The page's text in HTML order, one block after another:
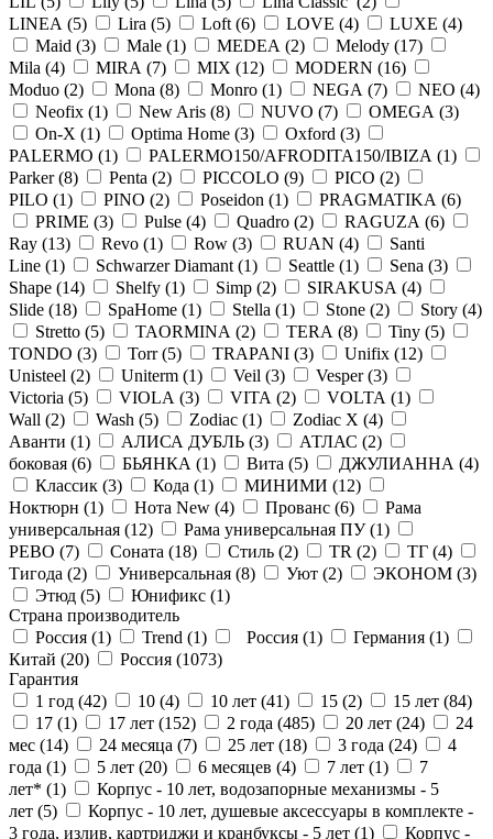
LINEA (5) Lira (5) Loft (6) LOVE (4) LUXE (4)
Maid (3) Male (1) MEDEA (2) Melody (17)
Mila (4) MIRA (7) MIX (12) MODERN (16)
Moduo (2) Mona (8) Monro (1) NEGA (7) NEO (4)
Neofix (1) New Aris (8) NUVO (7) OMEGA (3)
On-X (1) Optima Home (3) Oxford (3)
PALERMO (1) PALERMO150/AFRODITA150/IBIZA (1)
Parker (8) Penta (2) PICCOLO (9) PICO (2)
PILO (1) PINO (2) Poseidon (1) PRAGMATIKA (6)
PRIME (3) Pulse (4) Quadro (2) RAGUZA (6)
Ray (13) Revo (1) Row (3) RUAN (4)
Santi
Line (1) Schwarzer Diamant (1) Seattle (1) Sena (3)
Shape (14) Shelfy (1) Simp (2) SIRAKUSA (4)
Slide (18) SpaHome (1) Stella (1) Stone (2) Story (4)
Stretto (5) TAORMINA (2) TERA (8) Tiny (5)
TONDO (3) Torr (5) TRAPANI (3) Unifix (12)
Unisteel (2) Uniterm (1) Veil (3) Vesper (3)
Victoria (5) VIOLA (3) VITA (2) VOLTA (1)
Wall (2) Wash (5) Zodiac (1) Zodiac X (4)
Аванти (1) АЛИСА ДУБЛЬ (3) АТЛАС (2)
боковая (6) БЬЯНКА (1) Вита (5) ДЖУЛИАННА (4)
Классик (3) Кода (1) МИНИМИ (12)
Ноктюрн (1) Нота New (4) Прованс (6)
Рама
универсальная (12) Рама универсальная ПУ (1)
РЕВО (7) Соната (18) Стиль (2) ТR (2) ТГ (4)
Тигода (2) Универсальная (8) Уют (2) ЭКОНОМ (3)
Этюд (5) Юнификс (1)
Страна производитель
Россия (1) Trend (1) Россия (1) Германия (1)
Китай (20) Россия (1073)
Гарантия
1 год (42) 10 (4) 10 лет (41) 15 (2) 15 лет (84)
17 (1) 17 лет (152) 2 года (485) 20 лет (24)
24
мес (14) 24 месяца (7) 25 лет (18) 3 года (24)
4
года (1) 5 лет (20) 6 месяцев (4) 7 лет (1)
7
лет* (1)
Корпус - 10 лет, водозапорные механизмы - 5
лет (5)
Корпус - 10 лет, душевые аксессуары в комплекте -
3 года, излив, картриджи и кранбуксы - 5 лет (1) Корпус -